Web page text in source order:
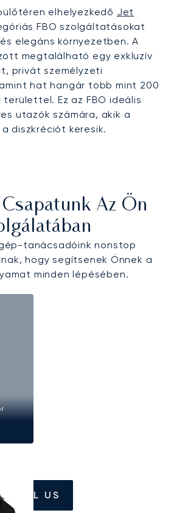
elhelyezkedő Jet
FBO szolgáltatásokat
elegáns környezetben. A
megtalálható egy exkluzív
privát személyzeti
hat hangár több mint 200
Ez az FBO ideális
utazók számára, akik a
diszkréciót keresik.
Az Ön
tanácsadóink nonstop
hogy segítsenek Önnek a
minden lépésében.
CALL US